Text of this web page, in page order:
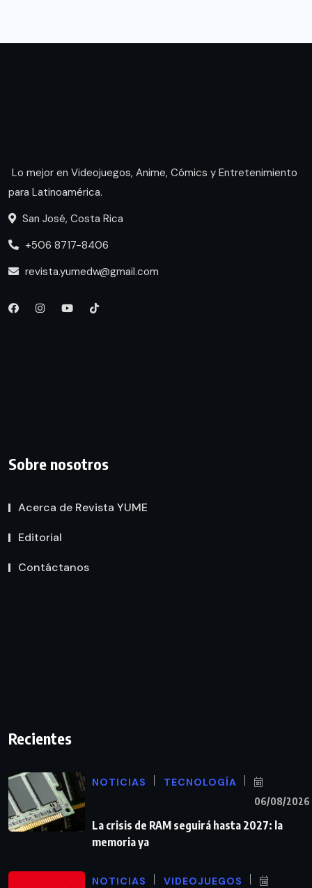
Lo mejor en Videojuegos, Anime, Cómics y Entretenimiento
para Latinoamérica.
San José, Costa Rica
+506 8717-8406
revista.yumedw@gmail.com
Sobre nosotros
Acerca de Revista YUME
Editorial
Contáctanos
Recientes
NOTICIAS TECNOLOGÍA
06/08/2026
La crisis de RAM seguirá hasta 2027: la
memoria ya
NOTICIAS VIDEOJUEGOS